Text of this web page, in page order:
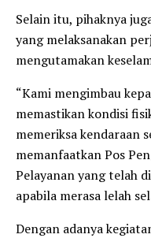
Selain itu, pihaknya
yang melaksanakan
mengutamakan
“Kami mengimbau
memastikan kondisi
memeriksa kendaraan
memanfaatkan Pos
Pelayanan yang telah
apabila merasa lelah
Dengan adanya